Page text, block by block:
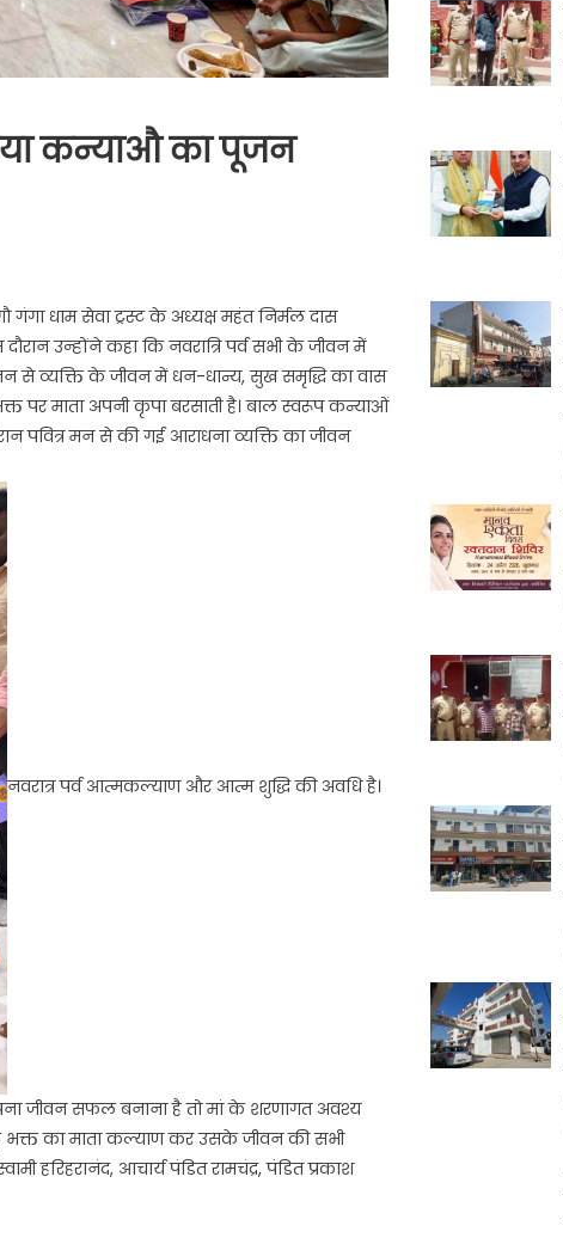
गया कन्याऔ का पूजन
गौ गंगा धाम सेवा ट्रस्ट के अध्यक्ष महंत निर्मल दास
उन्होंने कहा कि नवरात्रि पर्व सभी के जीवन में
से व्यक्ति के जीवन में धन-धान्य, सुख समृद्धि का वास
पर माता अपनी कृपा बरसाती है। बाल स्वरूप कन्याओं
पवित्र मन से की गई आराधना व्यक्ति का जीवन
नवरात्र पर्व आत्मकल्याण और आत्म शुद्धि की अवधि है।
जीवन सफल बनाना है तो मां के शरणागत अवश्य
भक्त का माता कल्याण कर उसके जीवन की सभी
हरिहरानंद, आचार्य पंडित रामचंद्र, पंडित प्रकाश